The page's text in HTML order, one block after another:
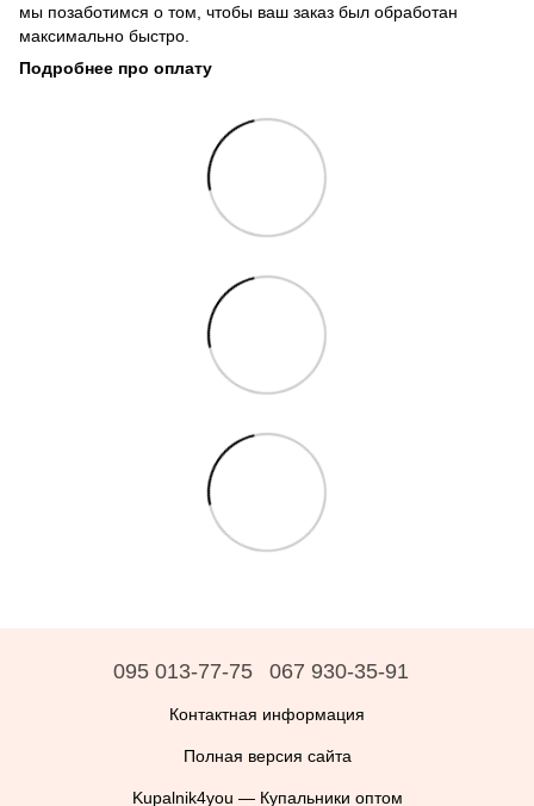
мы позаботимся о том, чтобы ваш заказ был обработан
максимально быстро.
Подробнее про оплату
095 013-77-75 067 930-35-91
Контактная информация
Полная версия сайта
Kupalnik4you — Купальники оптом